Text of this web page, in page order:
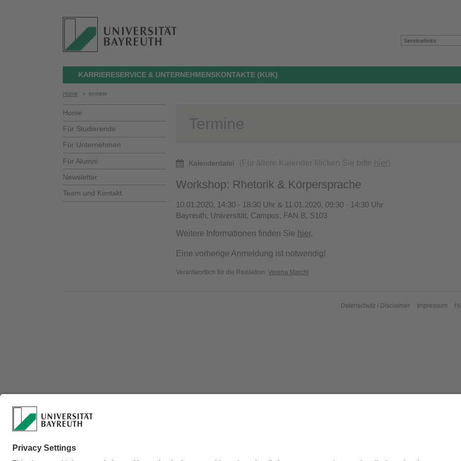
Servicelinks
KARRIERESERVICE & UNTERNEHMENSKONTAKTE (KUK)
Home > termine
Home
Für Studierende
Für Unternehmen
Für Alumni
Newsletter
Team und Kontakt
Termine
Kalenderdatei (Für ältere Kalender klicken Sie bitte hier)
Workshop: Rhetorik & Körpersprache
10.01.2020, 14:30 - 18:30 Uhr & 11.01.2020, 09:30 - 14:30 Uhr
Bayreuth, Universität, Campus, FAN B, S103
Weitere Informationen finden Sie hier.
Eine vorherige Anmeldung ist notwendig!
Verantwortlich für die Redaktion: Verena Marchl
Datenschutz / Disclaimer Impressum